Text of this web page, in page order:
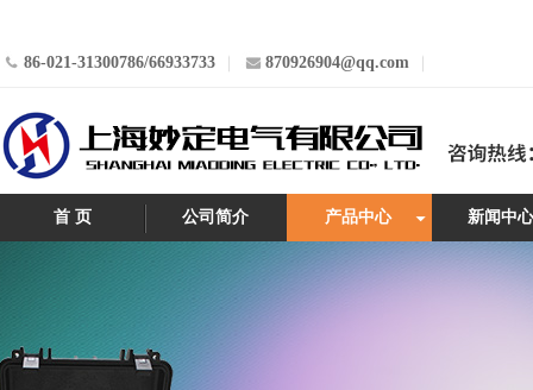
86-021-31300786/66933733 870926904@qq.com
首 页 公司简介 产品中心 新闻中